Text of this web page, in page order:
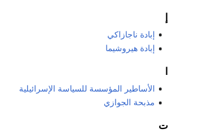
إبادة ناجازاكي
إبادة هيروشيما
الأساطير المؤسسة للسياسة الإسرائيلية
مذبحة الجوازي
ت